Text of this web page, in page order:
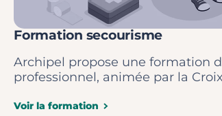
Formation secourisme
Archipel propose une formation
professionnel, animée par la
Voir la formation